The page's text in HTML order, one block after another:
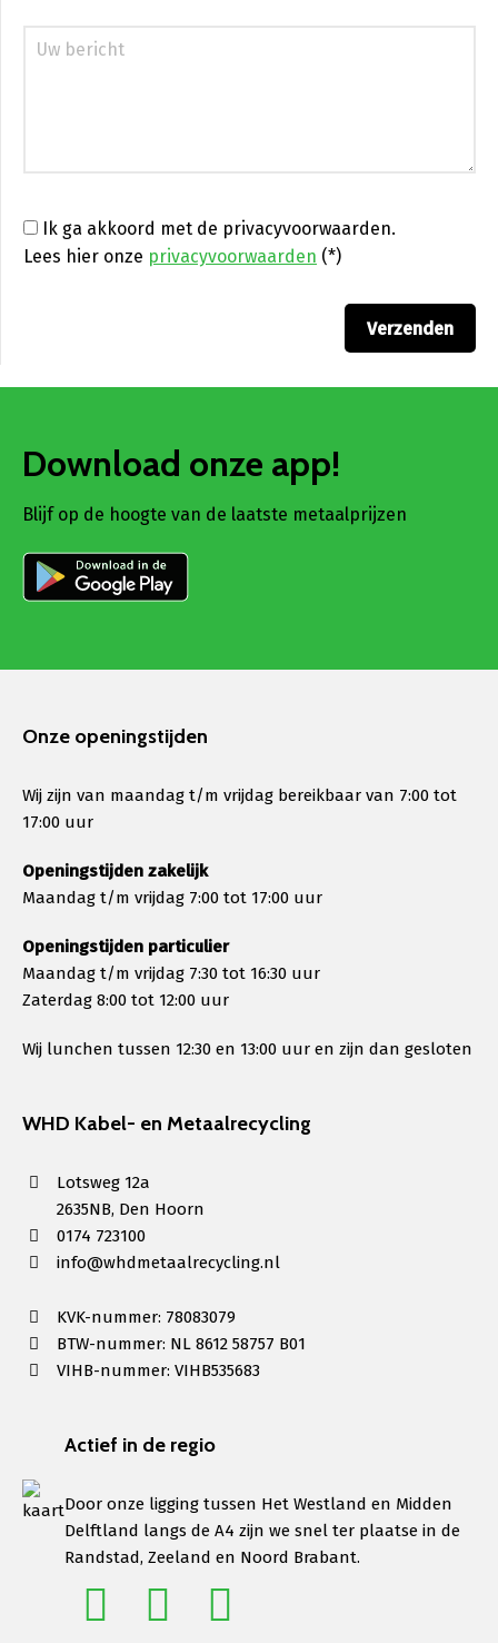
Ik ga akkoord met de privacyvoorwaarden.
Lees hier onze privacyvoorwaarden (*)
Download onze app!
Blijf op de hoogte van de laatste metaalprijzen
Onze openingstijden
Wij zijn van maandag t/m vrijdag bereikbaar van 7:00 tot
17:00 uur
Openingstijden zakelijk
Maandag t/m vrijdag 7:00 tot 17:00 uur
Openingstijden particulier
Maandag t/m vrijdag 7:30 tot 16:30 uur
Zaterdag 8:00 tot 12:00 uur
Wij lunchen tussen 12:30 en 13:00 uur en zijn dan gesloten
WHD Kabel- en Metaalrecycling
Lotsweg 12a
2635NB, Den Hoorn
0174 723100
info@whdmetaalrecycling.nl
KVK-nummer: 78083079
BTW-nummer: NL 8612 58757 B01
VIHB-nummer: VIHB535683
Actief in de regio
Door onze ligging tussen Het Westland en Midden
Delftland langs de A4 zijn we snel ter plaatse in de
Randstad, Zeeland en Noord Brabant.